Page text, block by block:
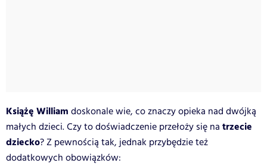
Książę William doskonale wie, co znaczy opieka nad dwójką
małych dzieci. Czy to doświadczenie przełoży się na trzecie
dziecko? Z pewnością tak, jednak przybędzie też
dodatkowych obowiązków: